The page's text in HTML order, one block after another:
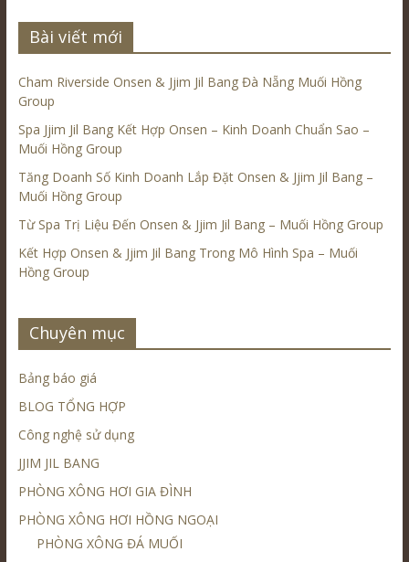
Bài viết mới
Cham Riverside Onsen & Jjim Jil Bang Đà Nẵng Muối Hồng
Group
Spa Jjim Jil Bang Kết Hợp Onsen – Kinh Doanh Chuẩn Sao –
Muối Hồng Group
Tăng Doanh Số Kinh Doanh Lắp Đặt Onsen & Jjim Jil Bang –
Muối Hồng Group
Từ Spa Trị Liệu Đến Onsen & Jjim Jil Bang – Muối Hồng Group
Kết Hợp Onsen & Jjim Jil Bang Trong Mô Hình Spa – Muối
Hồng Group
Chuyên mục
Bảng báo giá
BLOG TỔNG HỢP
Công nghệ sử dụng
JJIM JIL BANG
PHÒNG XÔNG HƠI GIA ĐÌNH
PHÒNG XÔNG HƠI HỒNG NGOẠI
PHÒNG XÔNG ĐÁ MUỐI